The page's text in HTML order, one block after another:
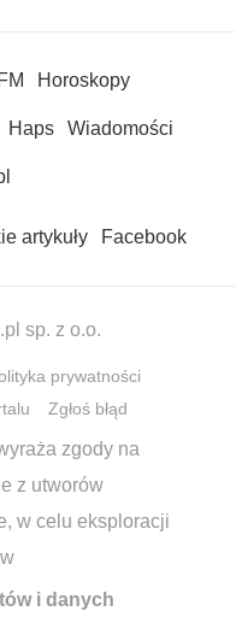
Horoskopy
Haps Wiadomości
artykuły Facebook
sp. z o.o.
prywatności
Zgłoś błąd
zgody na
z utworów
w celu eksploracji
i danych